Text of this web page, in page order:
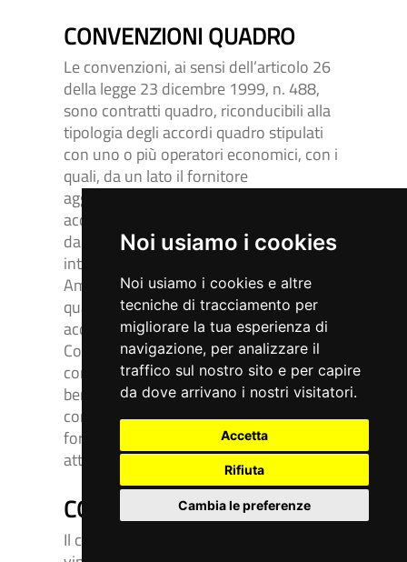
Noi usiamo i cookies
Noi usiamo i cookies e altre
tecniche di tracciamento per
migliorare la tua esperienza di
navigazione, per analizzare il
traffico sul nostro sito e per capire
da dove arrivano i nostri visitatori.
Accetta
Rifiuta
Cambia le preferenze
CONVENZIONI QUADRO
Le convenzioni, ai sensi dell’articolo 26
della legge 23 dicembre 1999, n. 488,
sono contratti quadro, riconducibili alla
tipologia degli accordi quadro stipulati
con uno o più operatori economici, con i
quali, da un lato il fornitore
aggiudicatario di una gara si impegna ad
accettare ordinativi di fornitura emessi
dalle singole Amministrazioni
interessate, dall’altro tali
Amministrazioni definiscono quali (e
quanti) beni e/o servizi intendono
acquistare tra quelli presenti in
Convenzione. Una volta definite le
condizioni particolari di acquisto del
bene o del servizio, le Amministrazioni
contraenti emettono ordinativi di
fornitura (i.e. stipulazione dei contratti
attuativi) che inviano al fornitore.
CONTRATTO DERIVATO
Il contratto derivato è il contratto che